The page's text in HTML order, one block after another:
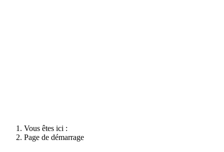
Vous êtes ici :
Page de démarrage